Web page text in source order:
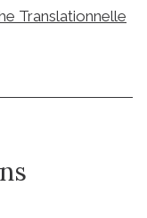
Translationnelle